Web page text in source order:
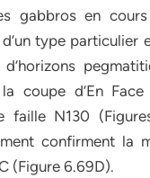
gabbros en
type particulier
d’En
faille N130
confirment la
(Figure 6.69D).